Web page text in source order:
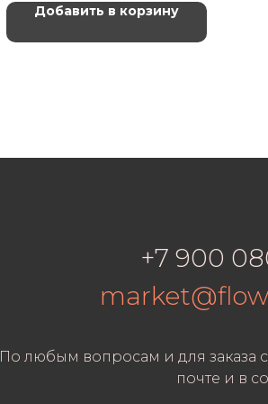
Добавить в корзину
+7 900
По любым вопросам и для заказа
почте и в